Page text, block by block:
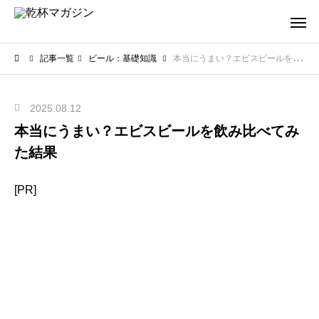
記事一覧 ビール：基礎知識 本当にうまい？エビスビールを飲み比べてみた結果
2025.08.12
本当にうまい？エビスビールを飲み比べてみ
た結果
[PR]